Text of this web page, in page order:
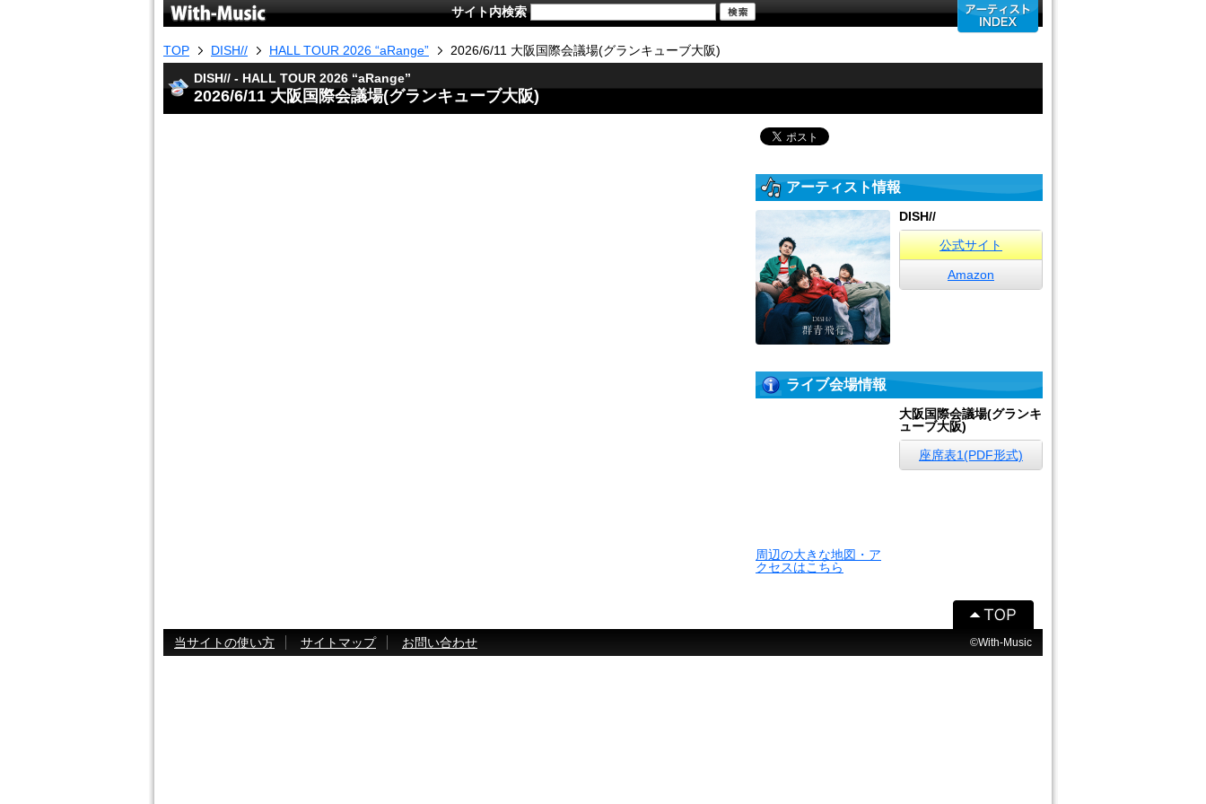
サイト内検索
TOP DISH// HALL TOUR 2026 “aRange”
2026/6/11 大阪国際会議場(グランキューブ大阪)
DISH// - HALL TOUR 2026 “aRange”
2026/6/11 大阪国際会議場(グランキューブ大阪)
アーティスト情報
DISH//
公式サイト
Amazon
ライブ会場情報
周辺の大きな地図・ア
クセスはこちら
大阪国際会議場(グランキ
ューブ大阪)
座席表1(PDF形式)
当サイトの使い方 サイトマップ お問い合わせ ©With-Music